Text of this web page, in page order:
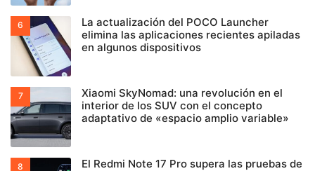
La actualización del POCO Launcher
elimina las aplicaciones recientes apiladas
en algunos dispositivos
Xiaomi SkyNomad: una revolución en el
interior de los SUV con el concepto
adaptativo de «espacio amplio variable»
El Redmi Note 17 Pro supera las pruebas de